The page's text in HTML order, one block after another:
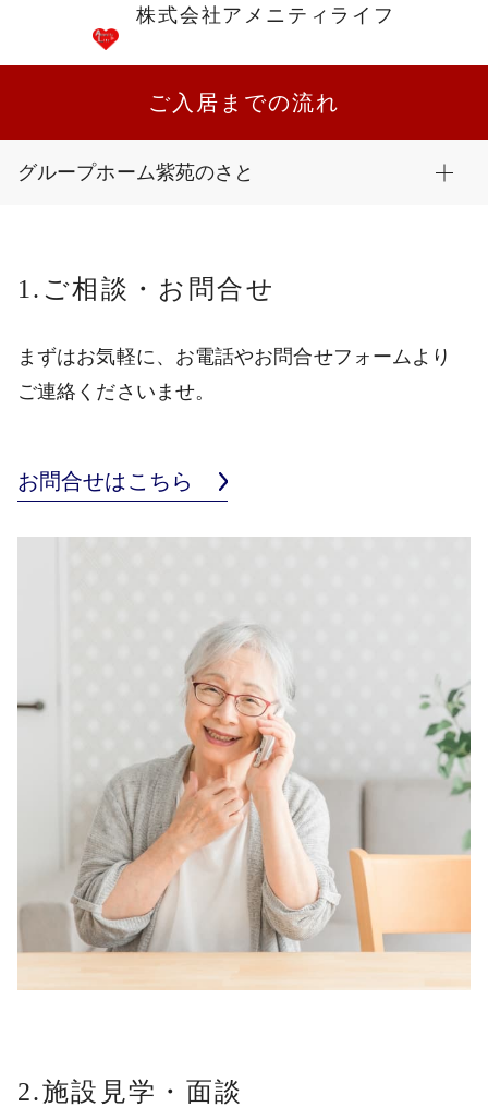
株式会社アメニティライフ
グループホーム紫苑のさと
ご入居までの流れ
1.ご相談・お問合せ
まずはお気軽に、お電話やお問合せフォームより
ご連絡くださいませ。
お問合せはこちら
2.施設見学・面談